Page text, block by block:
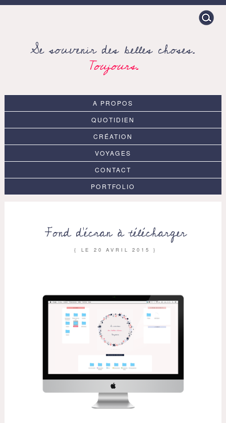
Search
for:
Se souvenir des belles choses.
Toujours.
A PROPOS
QUOTIDIEN
CRÉATION
VOYAGES
CONTACT
PORTFOLIO
Fond d’écran à télécharger
{ LE 20 AVRIL 2015 }